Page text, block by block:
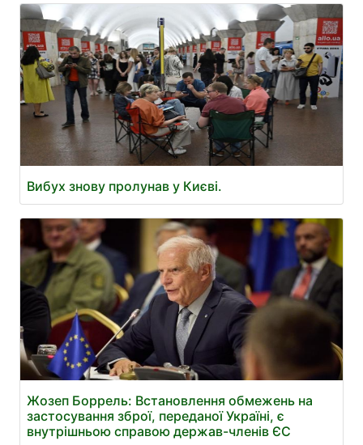
Вибух знову пролунав у Києві.
Жозеп Боррель: Встановлення обмежень на
застосування зброї, переданої Україні, є
внутрішньою справою держав-членів ЄС